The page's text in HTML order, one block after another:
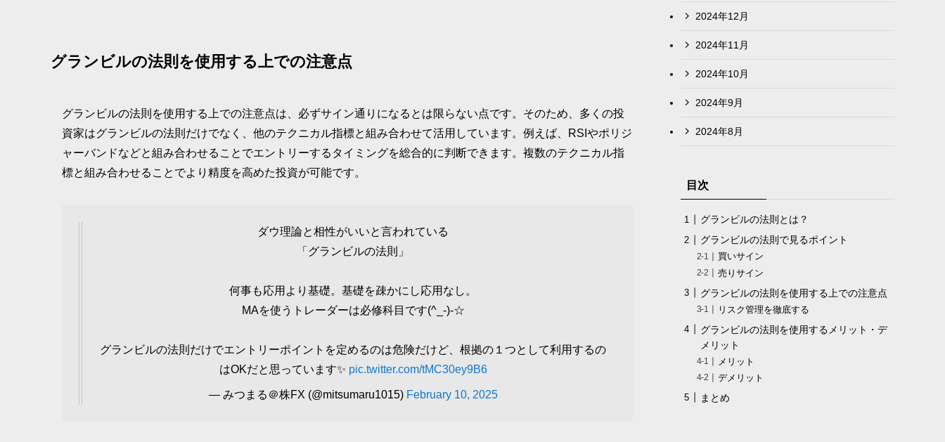
グランビルの法則を使用する上での注意点
グランビルの法則を使用する上での注意点は、必ずサイン通りになるとは限らない点です。そのため、多くの投
資家はグランビルの法則だけでなく、他のテクニカル指標と組み合わせて活用しています。例えば、RSIやポリジ
ャーバンドなどと組み合わせることでエントリーするタイミングを総合的に判断できます。複数のテクニカル指
標と組み合わせることでより精度を高めた投資が可能です。
ダウ理論と相性がいいと言われている
「グランビルの法則」
何事も応用より基礎。基礎を疎かにし応用なし。
MAを使うトレーダーは必修科目です(^_-)-☆
グランビルの法則だけでエントリーポイントを定めるのは危険だけど、根拠の１つとして利用するの
はOKだと思っています✨ pic.twitter.com/tMC30ey9B6
— みつまる＠株FX (@mitsumaru1015) February 10, 2025
2024年12月
2024年11月
2024年10月
2024年9月
2024年8月
目次
グランビルの法則とは？
グランビルの法則で見るポイント
買いサイン
売りサイン
グランビルの法則を使用する上での注意点
リスク管理を徹底する
グランビルの法則を使用するメリット・デ
メリット
メリット
デメリット
まとめ